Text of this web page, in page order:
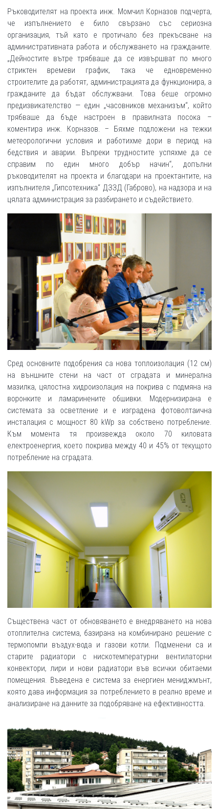
Ръководителят на проекта инж. Момчил Корназов подчерта,
че изпълнението е било свързано със сериозна
организация, тъй като е протичало без прекъсване на
административната работа и обслужването на гражданите.
„Дейностите вътре трябваше да се извършват по много
стриктен времеви график, така че едновременно
строителите да работят, администрацията да функционира, а
гражданите да бъдат обслужвани. Това беше огромно
предизвикателство — един „часовников механизъм“, който
трябваше да бъде настроен в правилната посока –
коментира инж. Корназов. – Бяхме подложени на тежки
метеорологични условия и работихме дори в период на
бедствия и аварии. Въпреки трудностите успяхме да се
справим по един много добър начин“, допълни
ръководителят на проекта и благодари на проектантите, на
изпълнителя „Гипсотехника“ ДЗЗД (Габрово), на надзора и на
цялата администрация за разбирането и съдействието.
Сред основните подобрения са нова топлоизолация (12 см)
на външните стени на част от сградата и минерална
мазилка, цялостна хидроизолация на покрива с подмяна на
воронките и ламаринените обшивки. Модернизирана е
системата за осветление и е изградена фотоволтаична
инсталация с мощност 80 kWp за собствено потребление.
Към момента тя произвежда около 70 киловата
електроенергия, което покрива между 40 и 45% от текущото
потребление на сградата.
Съществена част от обновяването е внедряването на нова
отоплителна система, базирана на комбинирано решение с
термопомпи въздух-вода и газови котли. Подменени са и
старите радиатори с нискотемпературни вентилаторни
конвектори, лири и нови радиатори във всички обитаеми
помещения. Въведена е система за енергиен мениджмънт,
която дава информация за потреблението в реално време и
анализиране на данните за подобряване на ефективността.